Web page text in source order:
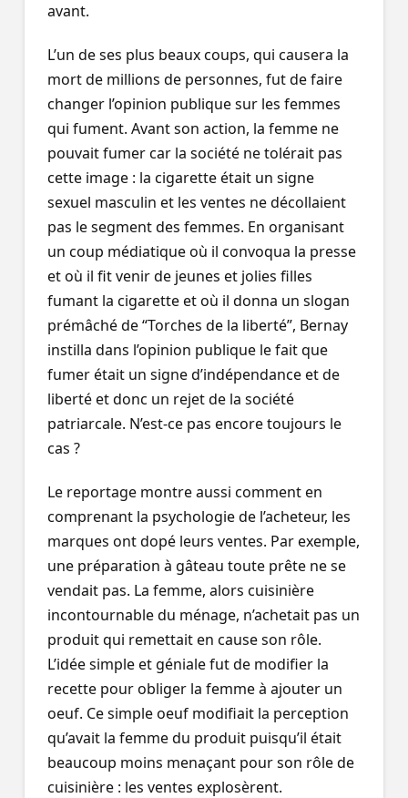
avant.
L’un de ses plus beaux coups, qui causera la
mort de millions de personnes, fut de faire
changer l’opinion publique sur les femmes
qui fument. Avant son action, la femme ne
pouvait fumer car la société ne tolérait pas
cette image : la cigarette était un signe
sexuel masculin et les ventes ne décollaient
pas le segment des femmes. En organisant
un coup médiatique où il convoqua la presse
et où il fit venir de jeunes et jolies filles
fumant la cigarette et où il donna un slogan
prémâché de “Torches de la liberté”, Bernay
instilla dans l’opinion publique le fait que
fumer était un signe d’indépendance et de
liberté et donc un rejet de la société
patriarcale. N’est-ce pas encore toujours le
cas ?
Le reportage montre aussi comment en
comprenant la psychologie de l’acheteur, les
marques ont dopé leurs ventes. Par exemple,
une préparation à gâteau toute prête ne se
vendait pas. La femme, alors cuisinière
incontournable du ménage, n’achetait pas un
produit qui remettait en cause son rôle.
L’idée simple et géniale fut de modifier la
recette pour obliger la femme à ajouter un
oeuf. Ce simple oeuf modifiait la perception
qu’avait la femme du produit puisqu’il était
beaucoup moins menaçant pour son rôle de
cuisinière : les ventes explosèrent.